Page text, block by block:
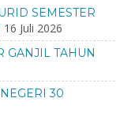
SEMESTER
16 Juli 2026
GANJIL TAHUN
30